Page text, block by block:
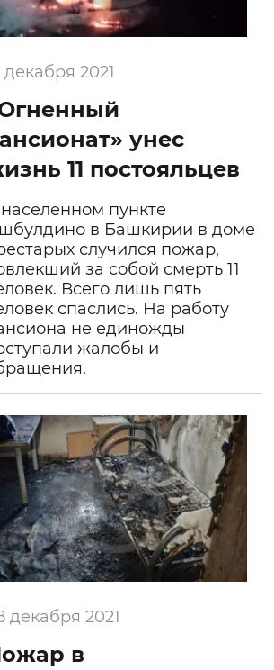
декабря 2021
унес
11 постояльцев
пункте
в Башкирии в доме
случился пожар,
за собой смерть 11
Всего лишь пять
спаслись. На работу
не единожды
жалобы и
декабря 2021
в